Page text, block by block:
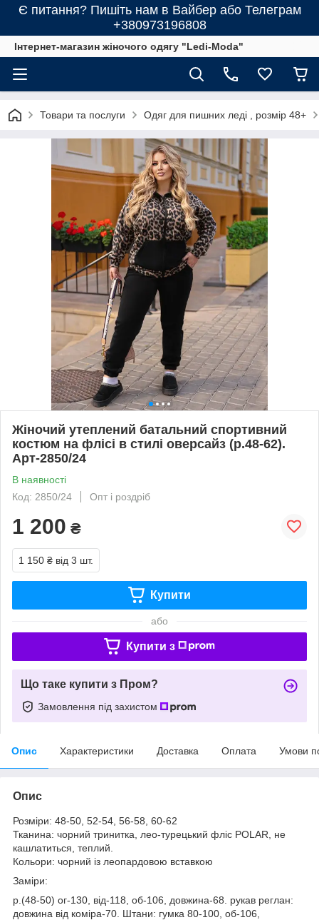
Є питання? Пишіть нам в Вайбер або Телеграм
+380973196808
Інтернет-магазин жіночого одягу "Ledi-Moda"
Товари та послуги Одяг для пишних леді , розмір 48+
Жіночий утеплений батальний спортивний
костюм на флісі в стилі оверсайз (р.48-62).
Арт-2850/24
В наявності
Код: 2850/24
Опт і роздріб
1 200 ₴
1 150 ₴ від 3 шт.
Купити
або
Купити з
Що таке купити з Пром?
Замовлення під захистом
Опис Характеристики Доставка Оплата Умови
Опис
Розміри: 48-50, 52-54, 56-58, 60-62
Тканина: чорний тринитка, лео-турецький фліс POLAR, не
кашлатиться, теплий.
Кольори: чорний із леопардовою вставкою
Заміри:
р.(48-50) ог-130, від-118, об-106, довжина-68. рукав реглан:
довжина від коміра-70. Штани: гумка 80-100, об-106,